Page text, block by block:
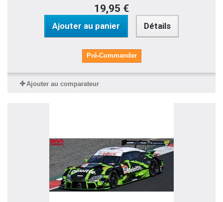
19,95 €
Ajouter au panier Détails
Pré-Commander
Ajouter au comparateur